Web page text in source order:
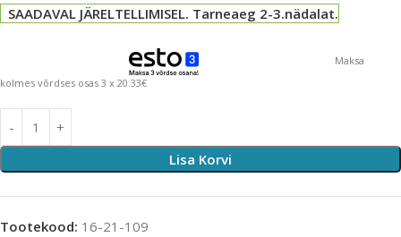
SAADAVAL JÄRELTELLIMISEL. Tarneaeg 2-3.nädalat.
Maksa
kolmes võrdses osas 3 x 20.33€
Lisa Korvi
Tootekood: 16-21-109